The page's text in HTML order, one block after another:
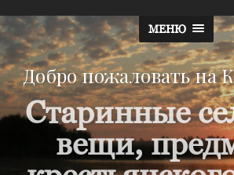
МЕНЮ
Добро пожаловать на
Старинные
вещи,